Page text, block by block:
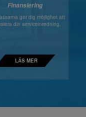
Finansiering
ger dig möjlighet att
din serviceinredning.
LÄS MER